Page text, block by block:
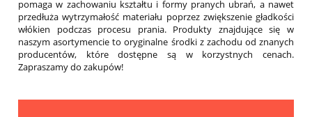
pomaga w zachowaniu kształtu i formy pranych ubrań, a nawet
przedłuża wytrzymałość materiału poprzez zwiększenie gładkości
włókien podczas procesu prania. Produkty znajdujące się w
naszym asortymencie to oryginalne środki z zachodu od znanych
producentów, które dostępne są w korzystnych cenach.
Zapraszamy do zakupów!